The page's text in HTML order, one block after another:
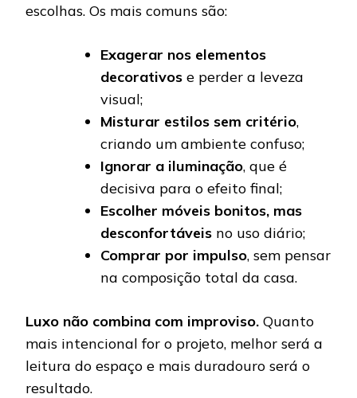
escolhas. Os mais comuns são:
Exagerar nos elementos
decorativos e perder a leveza
visual;
Misturar estilos sem critério,
criando um ambiente confuso;
Ignorar a iluminação, que é
decisiva para o efeito final;
Escolher móveis bonitos, mas
desconfortáveis no uso diário;
Comprar por impulso, sem pensar
na composição total da casa.
Luxo não combina com improviso. Quanto
mais intencional for o projeto, melhor será a
leitura do espaço e mais duradouro será o
resultado.